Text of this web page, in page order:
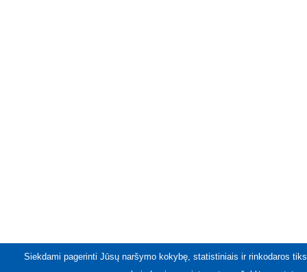
Siekdami pagerinti Jūsų naršymo kokybę, statistiniais ir rinkodaros